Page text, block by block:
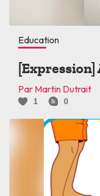
Education
[Expression]
Par Martin Dutrait
1 0